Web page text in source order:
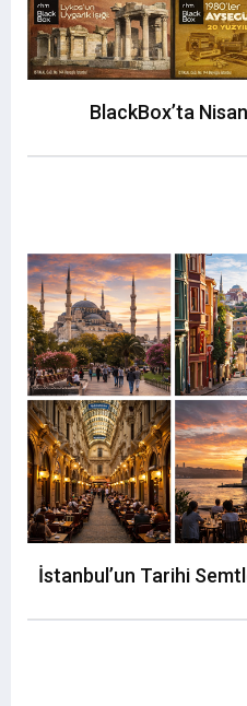
BlackBox’ta
İstanbul’un Tarihi